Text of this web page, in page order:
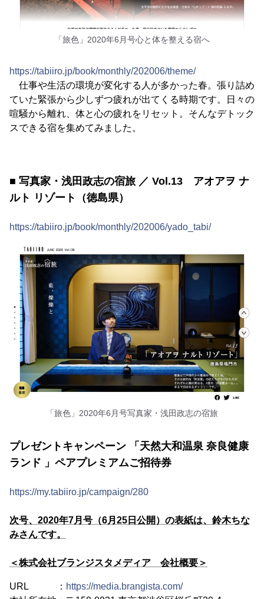
「旅色」2020年6月号心と体を整える宿へ
https://tabiiro.jp/book/monthly/202006/theme/
仕事や生活の環境が変化する人が多かった春。張り詰め
ていた緊張から少しずつ疲れが出てくる時期です。日々の
喧騒から離れ、体と心の疲れをリセット。そんなデトック
スできる宿を集めてみました。
■ 写真家・浅田政志の宿旅 ／ Vol.13 アオアヲ ナ
ルト リゾート（徳島県）
https://tabiiro.jp/book/monthly/202006/yado_tabi/
「旅色」2020年6月号写真家・浅田政志の宿旅
プレゼントキャンペーン 「天然大和温泉 奈良健康
ランド 」ペアプレミアムご招待券
https://my.tabiiro.jp/campaign/280
次号、2020年7月号（6月25日公開）の表紙は、鈴木ちな
みさんです。
＜株式会社ブランジスタメディア 会社概要＞
URL ： https://media.brangista.com/